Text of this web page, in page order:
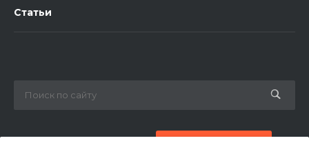
Статьи